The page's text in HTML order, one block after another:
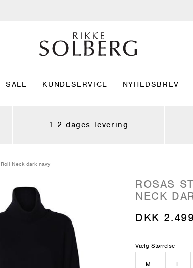
SALE KUNDESERVICE NYHEDSBREV
1-2 dages levering
Neck dark navy
ROSAS
NECK
DKK
Vælg Størrelse
M L